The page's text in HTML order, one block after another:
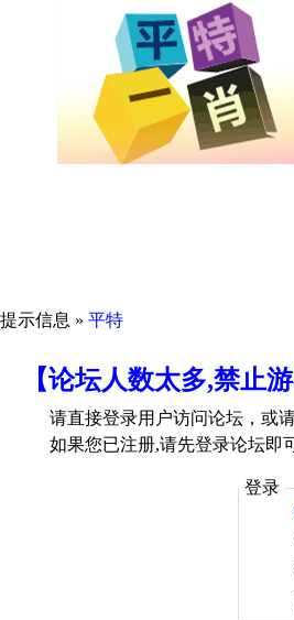
提示信息 » 平特
【论坛人数太多,禁止
请直接登录用户访问论坛，或
如果您已注册,请先登录论坛即
登录